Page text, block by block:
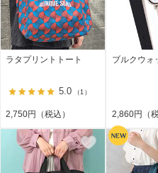
ラタプリントトート
5.0 （1）
2,750円（税込）
ブルクウォ
2,860円（税